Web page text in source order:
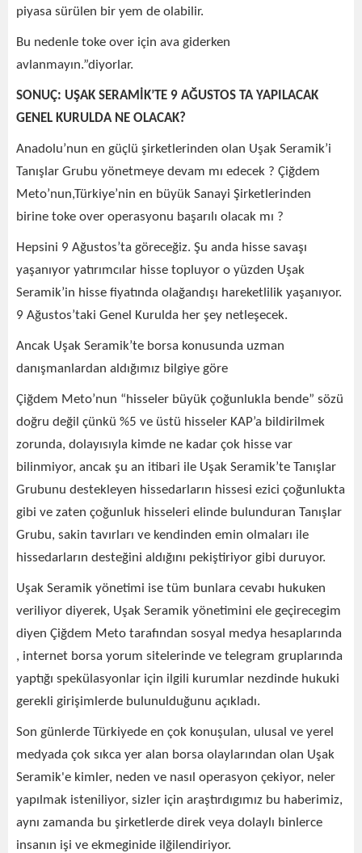
piyasa sürülen bir yem de olabilir.
Bu nedenle toke over için ava giderken
avlanmayın.”diyorlar.
SONUÇ: UŞAK SERAMİK’TE 9 AĞUSTOS TA YAPILACAK
GENEL KURULDA NE OLACAK?
Anadolu’nun en güçlü şirketlerinden olan Uşak Seramik’i
Tanışlar Grubu yönetmeye devam mı edecek ? Çiğdem
Meto’nun,Türkiye’nin en büyük Sanayi Şirketlerinden
birine toke over operasyonu başarılı olacak mı ?
Hepsini 9 Ağustos’ta göreceğiz. Şu anda hisse savaşı
yaşanıyor yatırımcılar hisse topluyor o yüzden Uşak
Seramik’in hisse fiyatında olağandışı hareketlilik yaşanıyor.
9 Ağustos’taki Genel Kurulda her şey netleşecek.
Ancak Uşak Seramik’te borsa konusunda uzman
danışmanlardan aldığımız bilgiye göre
Çiğdem Meto’nun “hisseler büyük çoğunlukla bende” sözü
doğru değil çünkü %5 ve üstü hisseler KAP’a bildirilmek
zorunda, dolayısıyla kimde ne kadar çok hisse var
bilinmiyor, ancak şu an itibari ile Uşak Seramik’te Tanışlar
Grubunu destekleyen hissedarların hissesi ezici çoğunlukta
gibi ve zaten çoğunluk hisseleri elinde bulunduran Tanışlar
Grubu, sakin tavırları ve kendinden emin olmaları ile
hissedarların desteğini aldığını pekiştiriyor gibi duruyor.
Uşak Seramik yönetimi ise tüm bunlara cevabı hukuken
veriliyor diyerek, Uşak Seramik yönetimini ele geçirecegim
diyen Çiğdem Meto tarafından sosyal medya hesaplarında
, internet borsa yorum sitelerinde ve telegram gruplarında
yaptığı spekülasyonlar için ilgili kurumlar nezdinde hukuki
gerekli girişimlerde bulunulduğunu açıkladı.
Son günlerde Türkiyede en çok konuşulan, ulusal ve yerel
medyada çok sıkca yer alan borsa olaylarından olan Uşak
Seramik'e kimler, neden ve nasıl operasyon çekiyor, neler
yapılmak isteniliyor, sizler için araştırdıgımız bu haberimiz,
aynı zamanda bu şirketlerde direk veya dolaylı binlerce
insanın işi ve ekmeginide ilğilendiriyor.